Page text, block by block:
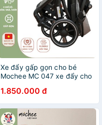
Xe đẩy gấp gọn cho bé
Mochee MC 047 xe đẩy cho
lịch chính hãng Việt Nam
1.850.000 đ